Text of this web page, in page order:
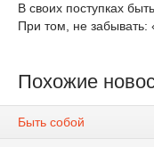
В своих поступках
При том, не забывать:
Похожие
Быть собой